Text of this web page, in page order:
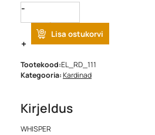
Quantity
Lisa ostukorvi
Tootekood:EL_RD_111
Kategooria:Kardinad
Kirjeldus
WHISPER